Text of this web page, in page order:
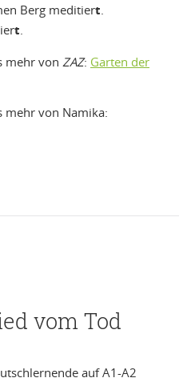
Berg meditiert
t
mehr von ZAZ: Garten der
mehr von Namika:
vom Tod
auf A1-A2